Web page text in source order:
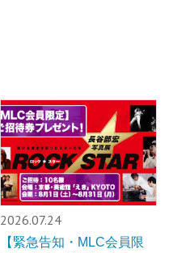
2026.07.24
【緊急告知・MLC会員限